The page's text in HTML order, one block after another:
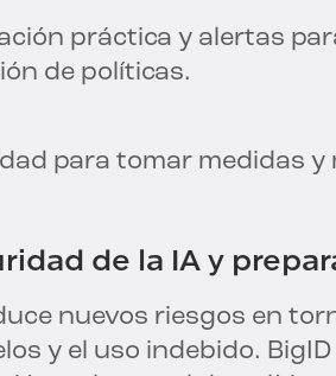
práctica y alertas
de políticas.
para tomar medidas
de la IA y
nuevos riesgos en
y el uso indebido.